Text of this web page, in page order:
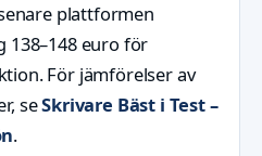
plattformen
euro för
För jämförelser av
seSkrivare Bäst i Test –
.